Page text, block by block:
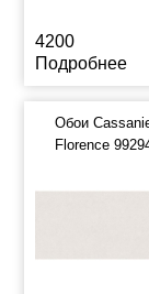
4200
Подробнее
Обои
Florence